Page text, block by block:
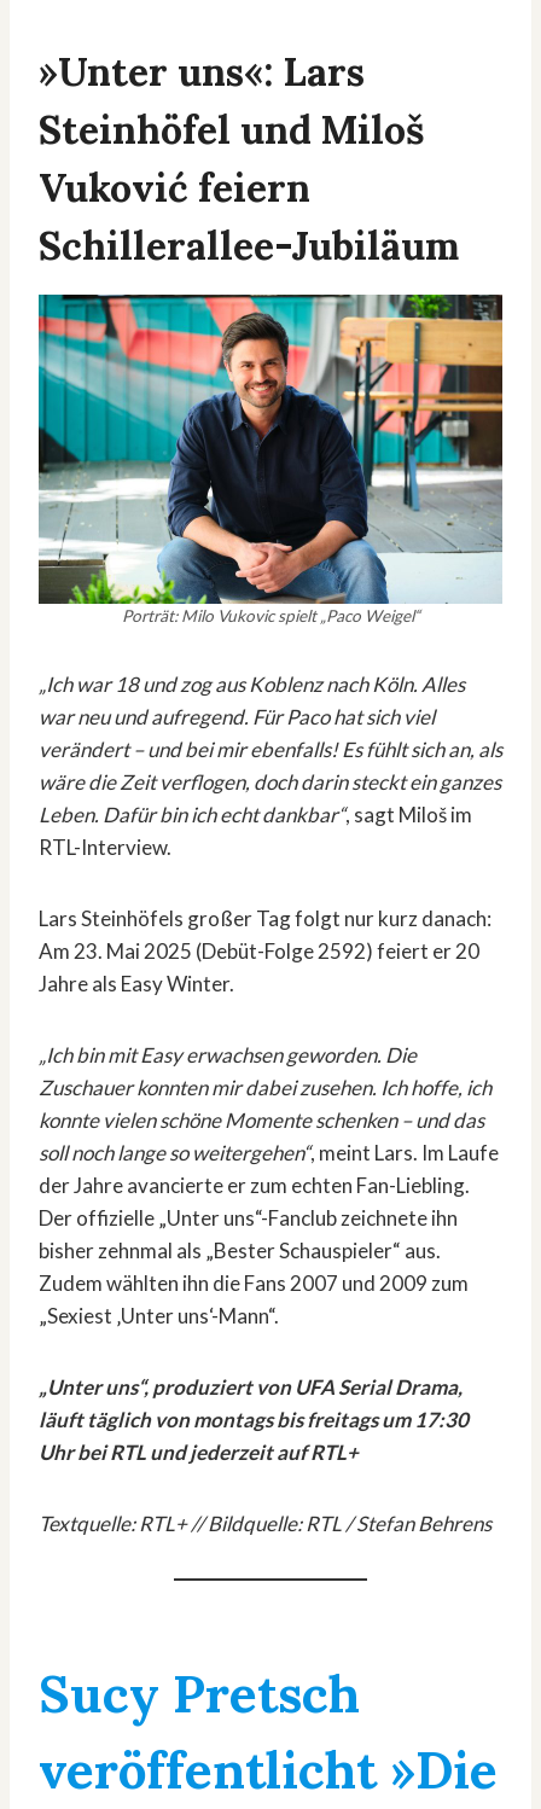
»Unter uns«: Lars
Steinhöfel und Miloš
Vuković feiern
Schillerallee-Jubiläum
Porträt: Milo Vukovic spielt „Paco Weigel“
„Ich war 18 und zog aus Koblenz nach Köln. Alles
war neu und aufregend. Für Paco hat sich viel
verändert – und bei mir ebenfalls! Es fühlt sich an, als
wäre die Zeit verflogen, doch darin steckt ein ganzes
Leben. Dafür bin ich echt dankbar“, sagt Miloš im
RTL-Interview.
Lars Steinhöfels großer Tag folgt nur kurz danach:
Am 23. Mai 2025 (Debüt-Folge 2592) feiert er 20
Jahre als Easy Winter.
„Ich bin mit Easy erwachsen geworden. Die
Zuschauer konnten mir dabei zusehen. Ich hoffe, ich
konnte vielen schöne Momente schenken – und das
soll noch lange so weitergehen“, meint Lars. Im Laufe
der Jahre avancierte er zum echten Fan-Liebling.
Der offizielle „Unter uns“-Fanclub zeichnete ihn
bisher zehnmal als „Bester Schauspieler“ aus.
Zudem wählten ihn die Fans 2007 und 2009 zum
„Sexiest ‚Unter uns‘-Mann“.
„Unter uns“, produziert von UFA Serial Drama,
läuft täglich von montags bis freitags um 17:30
Uhr bei RTL und jederzeit auf RTL+
Textquelle: RTL+ // Bildquelle: RTL / Stefan Behrens
Sucy Pretsch
veröffentlicht »Die